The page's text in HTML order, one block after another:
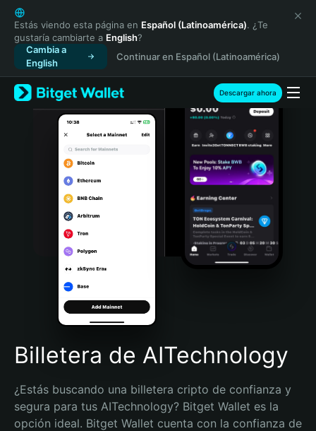
English
日本語
Tiếng Việt
Русский
Español (Latinoamérica)
Türkçe
Italiano
Português (Portugal)
Bahasa Indonesia
Português (Brasil)
Español (Argentina)
Estás viendo esta página en Español (Latinoamérica). ¿Te
gustaría cambiarte a English?
Cambia a
English
Continuar en Español (Latinoamérica)
Descargar ahora
Billetera de AITechnology
¿Estás buscando una billetera cripto de confianza y
segura para tus AITechnology? Bitget Wallet es la
opción ideal. Bitget Wallet cuenta con la confianza de